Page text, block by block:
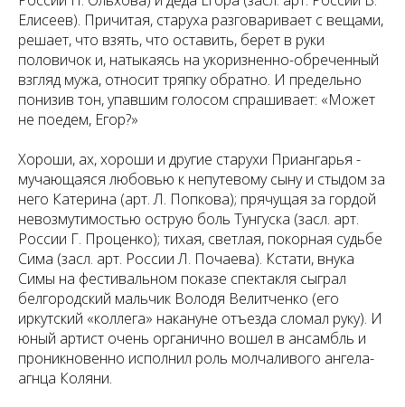
Елисеев). Причитая, старуха разговаривает с вещами,
решает, что взять, что оставить, берет в руки
половичок и, натыкаясь на укоризненно-обреченный
взгляд мужа, относит тряпку обратно. И предельно
понизив тон, упавшим голосом спрашивает: «Может
не поедем, Егор?»
Хороши, ах, хороши и другие старухи Приангарья -
мучающаяся любовью к непутевому сыну и стыдом за
него Катерина (арт. Л. Попкова); прячущая за гордой
невозмутимостью острую боль Тунгуска (засл. арт.
России Г. Проценко); тихая, светлая, покорная судьбе
Сима (засл. арт. России Л. Почаева). Кстати, внука
Симы на фестивальном показе спектакля сыграл
белгородский мальчик Володя Велитченко (его
иркутский «коллега» накануне отъезда сломал руку). И
юный артист очень органично вошел в ансамбль и
проникновенно исполнил роль молчаливого ангела-
агнца Коляни.